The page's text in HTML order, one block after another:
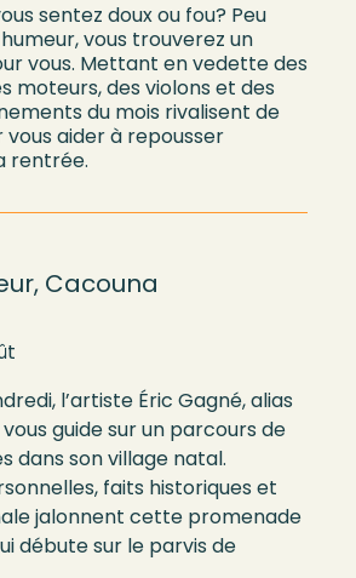
sentez doux ou fou? Peu
vous trouverez un
vous. Mettant en vedette des
moteurs, des violons et des
du mois rivalisent de
aider à repousser
rentrée.
Cacouna
l’artiste Éric Gagné, alias
guide sur un parcours de
dans son village natal.
faits historiques et
jalonnent cette promenade
débute sur le parvis de